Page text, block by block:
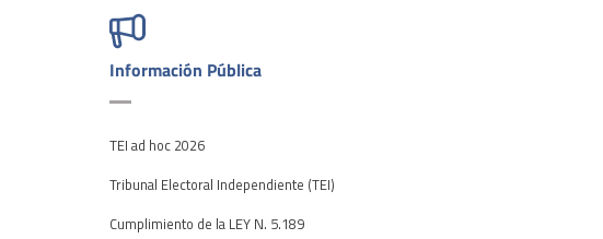
Información Pública
TEI ad hoc 2026
Tribunal Electoral Independiente (TEI)
Cumplimiento de la LEY N. 5.189